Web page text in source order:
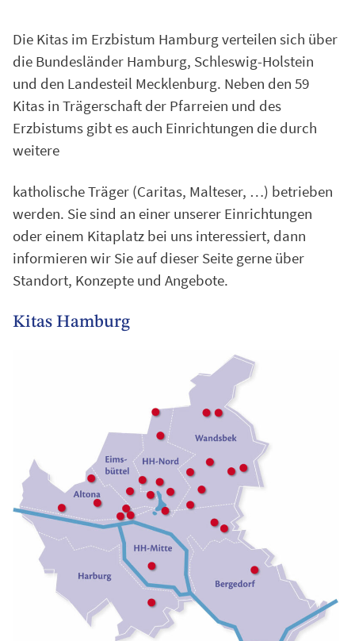
Die Kitas im Erzbistum Hamburg verteilen sich über
die Bundesländer Hamburg, Schleswig-Holstein
und den Landesteil Mecklenburg. Neben den 59
Kitas in Trägerschaft der Pfarreien und des
Erzbistums gibt es auch Einrichtungen die durch
weitere
katholische Träger (Caritas, Malteser, …) betrieben
werden. Sie sind an einer unserer Einrichtungen
oder einem Kitaplatz bei uns interessiert, dann
informieren wir Sie auf dieser Seite gerne über
Standort, Konzepte und Angebote.
Kitas Hamburg